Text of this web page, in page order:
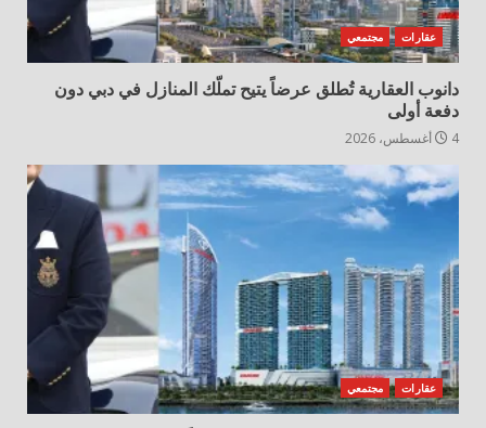
عقارات مجتمعي
دانوب العقارية تُطلق عرضاً يتيح تملّك المنازل في دبي دون
دفعة أولى
4 أغسطس، 2026
عقارات مجتمعي